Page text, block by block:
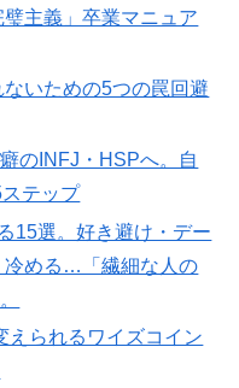
主義」卒業マニュア
いための5つの罠回避
のINFJ・HSPへ。自
テップ
15選。好き避け・デー
冷める…「繊細な人の
えられるワイズコイン